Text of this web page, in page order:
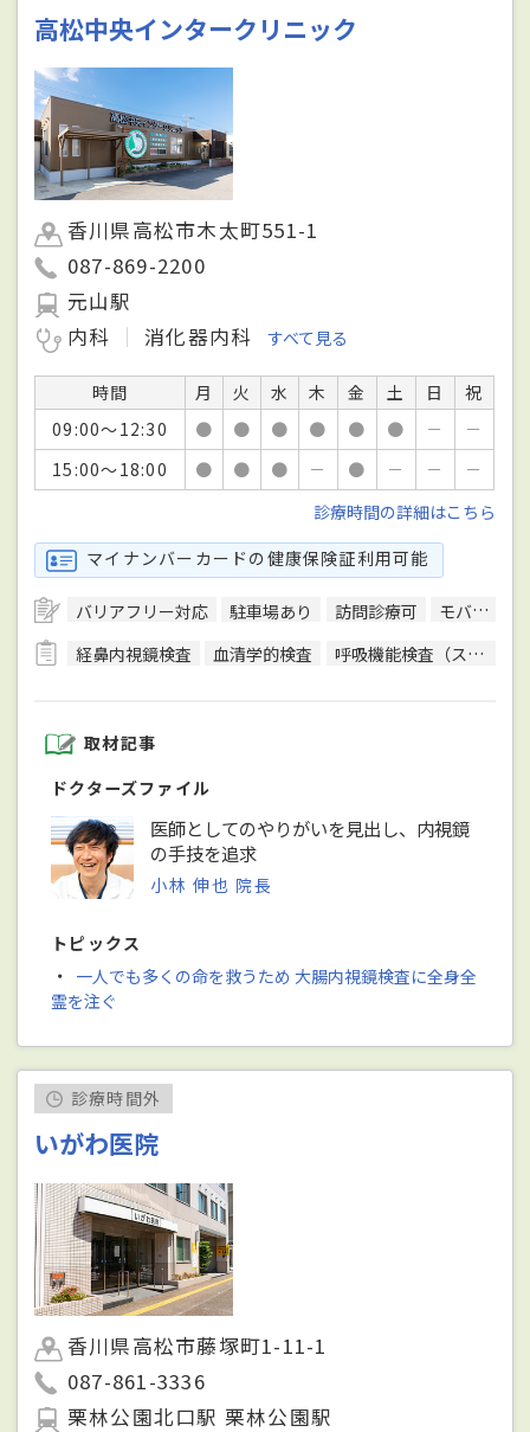
高松中央インタークリニック
香川県高松市木太町551-1
087-869-2200
元山駅
内科
消化器内科 すべて見る
時間 月 火 水 木 金 土 日
祝
09:00～12:30
● ● ● ● ● ● －
－
15:00～18:00
● ● ● － ● － －
－
診療時間の詳細はこちら
マイナンバーカードの健康保険証利用可能
バリアフリー対応 駐車場あり 訪問診療可
モバイル決済対応
経鼻内視鏡検査
血清学的検査 呼吸機能検査（スパイロメトリー）
取材記事
ドクターズファイル
医師としてのやりがいを見出し、内視鏡
の手技を追求
小林 伸也 院長
トピックス
・ 一人でも多くの命を救うため 大腸内視鏡検査に全身全
霊を注ぐ
診療時間外
いがわ医院
香川県高松市藤塚町1-11-1
087-861-3336
栗林公園北口駅 栗林公園駅